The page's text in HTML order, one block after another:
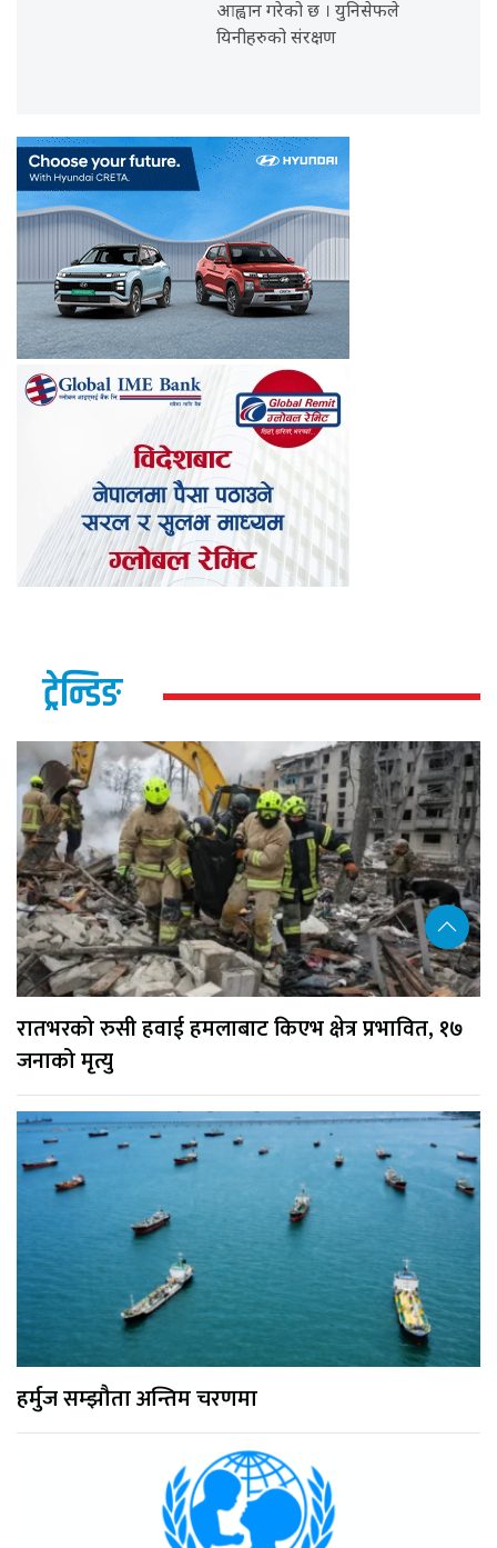
आह्वान गरेको छ । युनिसेफले
यिनीहरुको संरक्षण
ट्रेन्डिङ
रातभरको रुसी हवाई हमलाबाट किएभ क्षेत्र प्रभावित, १७
जनाको मृत्यु
हर्मुज सम्झौता अन्तिम चरणमा